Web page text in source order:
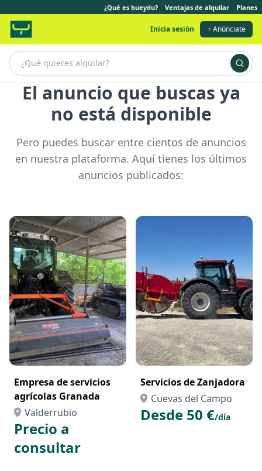
¿Qué es bueydu? Ventajas de alquilar Planes
Inicia sesión + Anúnciate
El anuncio que buscas ya
no está disponible
Pero puedes buscar entre cientos de anuncios
en nuestra plataforma. Aquí tienes los últimos
anuncios publicados:
Empresa de servicios
agrícolas Granada
Valderrubio
Precio a
consultar
Servicios de Zanjadora
Cuevas del Campo
Desde 50 €/día